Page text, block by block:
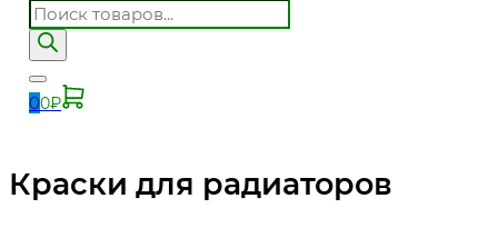
00₽
Краски для радиаторов